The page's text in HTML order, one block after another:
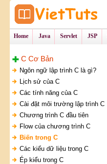
Home Java Servlet JSP
C Cơ Bản
Ngôn ngữ lập trình C là gì?
Lịch sử của C
Các tính năng của C
Cài đặt môi trường lập trình C
Chương trình C đầu tiên
Flow của chương trình C
Biến trong C
Các kiểu dữ liệu trong C
Ép kiểu trong C